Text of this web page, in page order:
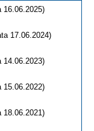
16.06.2025)
17.06.2024)
14.06.2023)
15.06.2022)
18.06.2021)